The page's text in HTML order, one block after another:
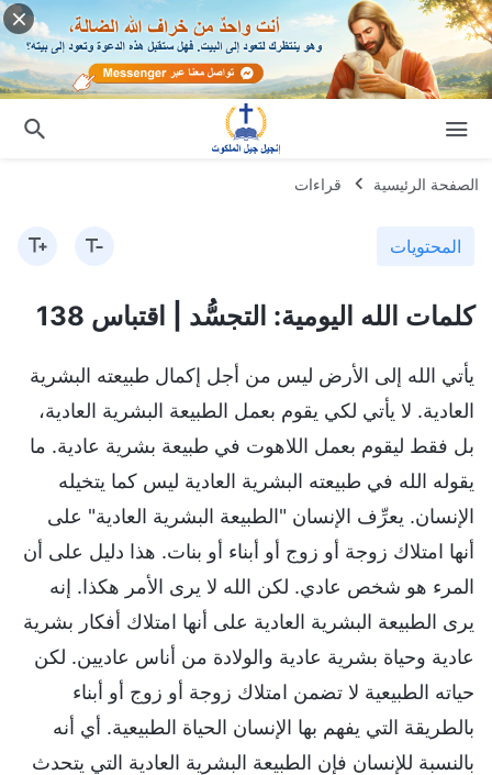
الصفحة الرئيسية قراءات
المحتويات
كلمات الله اليومية: التجسُّد | اقتباس 138
يأتي الله إلى الأرض ليس من أجل إكمال طبيعته البشرية
العادية. لا يأتي لكي يقوم بعمل الطبيعة البشرية العادية،
بل فقط ليقوم بعمل اللاهوت في طبيعة بشرية عادية. ما
يقوله الله في طبيعته البشرية العادية ليس كما يتخيله
الإنسان. يعرِّف الإنسان "الطبيعة البشرية العادية" على
أنها امتلاك زوجة أو زوج أو أبناء أو بنات. هذا دليل على أن
المرء هو شخص عادي. لكن الله لا يرى الأمر هكذا. إنه
يرى الطبيعة البشرية العادية على أنها امتلاك أفكار بشرية
عادية وحياة بشرية عادية والولادة من أناس عاديين. لكن
حياته الطبيعية لا تضمن امتلاك زوجة أو زوج أو أبناء
بالطريقة التي يفهم بها الإنسان الحياة الطبيعية. أي أنه
بالنسبة للإنسان فإن الطبيعة البشرية العادية التي يتحدث